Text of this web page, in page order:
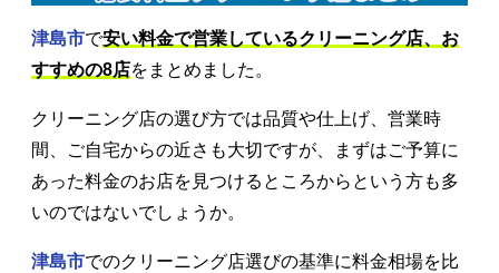
津島市で安い料金で営業しているクリーニング店、お
すすめの8店をまとめました。
クリーニング店の選び方では品質や仕上げ、営業時
間、ご自宅からの近さも大切ですが、まずはご予算に
あった料金のお店を見つけるところからという方も多
いのではないでしょうか。
津島市でのクリーニング店選びの基準に料金相場を比